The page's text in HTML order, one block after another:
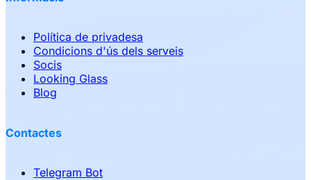
Política de privadesa
Condicions d'ús dels serveis
Socis
Looking Glass
Blog
Contactes
Telegram Bot